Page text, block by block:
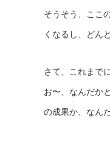
そうそう、ここ
くなるし、どん
さて、これまで
お〜、なんだか
の成果か、なん